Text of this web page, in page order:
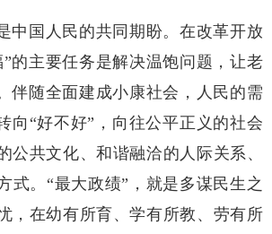
中国人民的共同期盼。在改革开放
的主要任务是解决温饱问题，让老
伴随全面建成小康社会，人民的需
向“好不好”，向往公平正义的社会
公共文化、和谐融洽的人际关系、
式。“最大政绩”，就是多谋民生之
，在幼有所育、学有所教、劳有所